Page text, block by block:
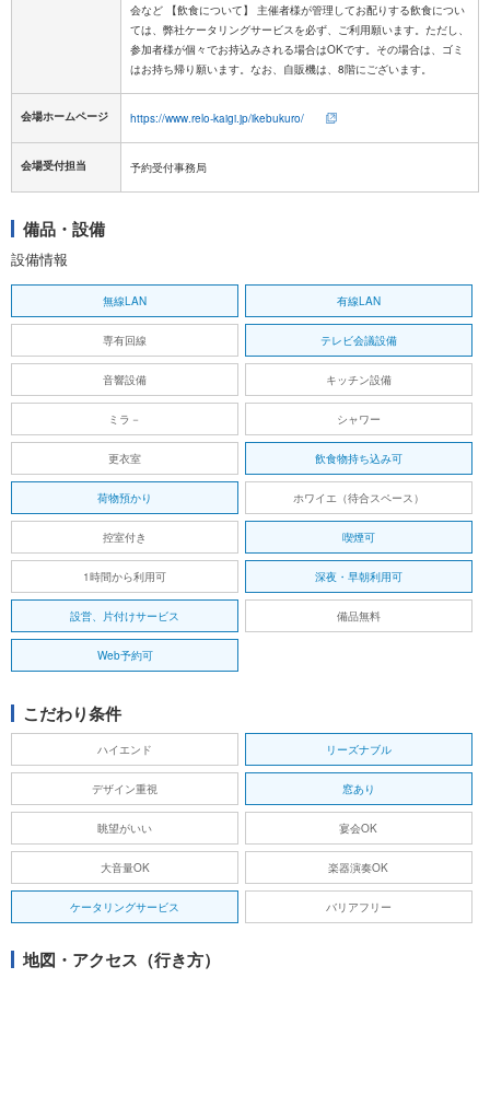
会など 【飲食について】 主催者様が管理してお配りする飲食につい
ては、弊社ケータリングサービスを必ず、ご利用願います。ただし、
参加者様が個々でお持込みされる場合はOKです。その場合は、ゴミ
はお持ち帰り願います。なお、自販機は、8階にございます。
会場ホームページ https://www.relo-kaigi.jp/ikebukuro/
会場受付担当 予約受付事務局
備品・設備
設備情報
無線LAN 有線LAN
専有回線 テレビ会議設備
音響設備 キッチン設備
ミラ－ シャワー
更衣室 飲食物持ち込み可
荷物預かり ホワイエ（待合スペース）
控室付き 喫煙可
1時間から利用可 深夜・早朝利用可
設営、片付けサービス 備品無料
Web予約可
こだわり条件
ハイエンド リーズナブル
デザイン重視 窓あり
眺望がいい 宴会OK
大音量OK 楽器演奏OK
ケータリングサービス バリアフリー
地図・アクセス（行き方）